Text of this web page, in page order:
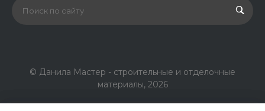
© Данила Мастер - строительные и отделочные
материалы, 2026